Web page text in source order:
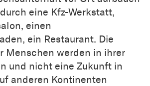
eine Kfz-Werkstatt,
einen
ein Restaurant. Die
Menschen werden in ihrer
und nicht eine Zukunft in
anderen Kontinenten